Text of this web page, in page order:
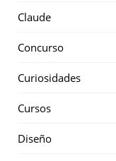
Claude
Concurso
Curiosidades
Cursos
Diseño